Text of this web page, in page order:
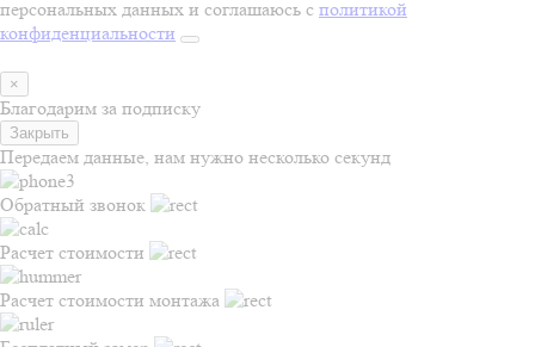
персональных данных и соглашаюсь с политикой
конфиденциальности
×
Благодарим за подписку
Закрыть
Передаем данные, нам нужно несколько секунд
Обратный звонок
Расчет стоимости
Расчет стоимости монтажа